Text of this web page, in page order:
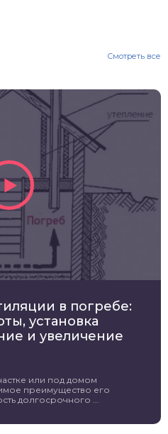
Смотреть все
в погребе:
установка
и увеличение
или под домом
преимущество его
долгосрочного ...